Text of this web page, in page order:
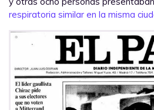
respiratoria similar en la misma